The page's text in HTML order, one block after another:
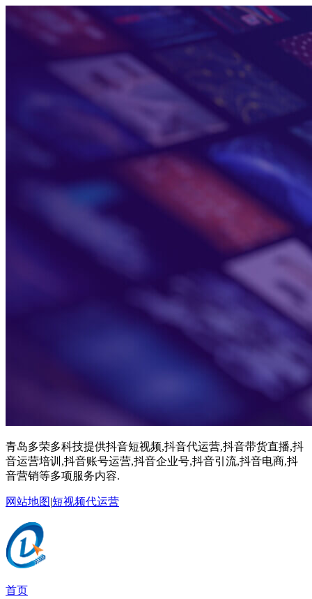
青岛多荣多科技提供抖音短视频,抖音代运营,抖音带货直播,抖
音运营培训,抖音账号运营,抖音企业号,抖音引流,抖音电商,抖
音营销等多项服务内容.
网站地图|短视频代运营
首页